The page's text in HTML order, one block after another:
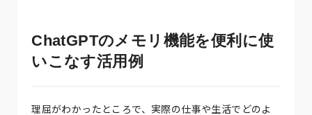
ChatGPTのメモリ機能を便利に使
いこなす活用例
理屈がわかったところで、実際の仕事や生活でどのよ